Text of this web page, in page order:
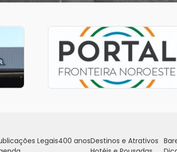
Legais400 anosDestinos e Atrativos